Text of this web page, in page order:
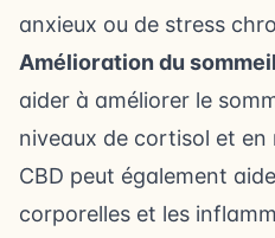
anxieux ou de stress
Amélioration du
aider à améliorer le
niveaux de cortisol et
CBD peut également
corporelles et les